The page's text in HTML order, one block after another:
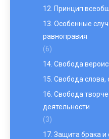
12. Принцип
13. Особенные
равноправия
(6)
14. Свобода
15. Свобода слова,
16. Свобода
деятельности
(3)
17. Защита брака и